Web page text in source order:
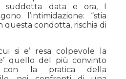
suddetta data e ora, I
l’intimidazione: “stia
condotta, rischia di
si e’ resa colpevole la
quello del più convinto
con la pratica della